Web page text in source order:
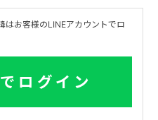
はお客様のLINEアカウントでロ
ログイン